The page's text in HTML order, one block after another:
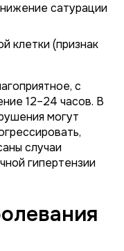
сатурации
клетки (признак
с
12–24 часов. В
могут
случаи
гипертензии